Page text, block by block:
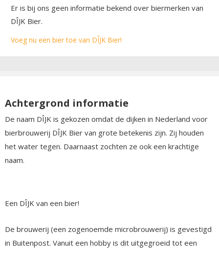
Er is bij ons geen informatie bekend over biermerken van
DÎJK Bier.
Voeg nu een bier toe van DÎJK Bier!
Achtergrond informatie
De naam DÎJK is gekozen omdat de dijken in Nederland voor
bierbrouwerij DÎJK Bier van grote betekenis zijn. Zij houden
het water tegen. Daarnaast zochten ze ook een krachtige
naam.
Een DÎJK van een bier!
De brouwerij (een zogenoemde microbrouwerij) is gevestigd
in Buitenpost. Vanuit een hobby is dit uitgegroeid tot een